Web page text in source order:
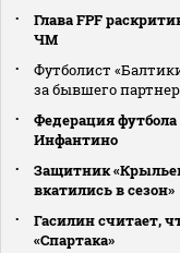
Глава FPF
ЧМ
Футболист
за бывшего
Федерация
Инфантино
Защитник
вкатились в сезон»
Гасилин считает,
«Спартака»